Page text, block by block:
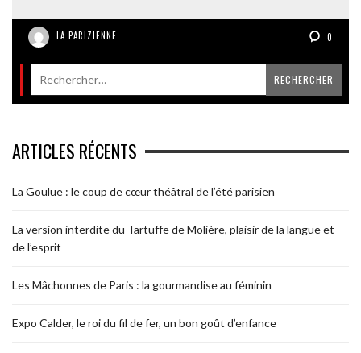
LA PARIZIENNE 0
ARTICLES RÉCENTS
La Goulue : le coup de cœur théâtral de l’été parisien
La version interdite du Tartuffe de Molière, plaisir de la langue et
de l’esprit
Les Mâchonnes de Paris : la gourmandise au féminin
Expo Calder, le roi du fil de fer, un bon goût d’enfance